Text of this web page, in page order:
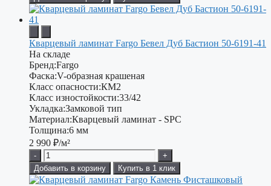
Кварцевый ламинат Fargo Бевел Дуб Бастион 50-6191-41
На складе
Бренд:Fargo
Фаска:V-образная крашеная
Класс опасности:КМ2
Класс изностойкости:33/42
Укладка:Замковой тип
Материал:Кварцевый ламинат - SPC
Толщина:6 мм
2 990 ₽/м²
-
+
Добавить в корзину
Купить в 1 клик